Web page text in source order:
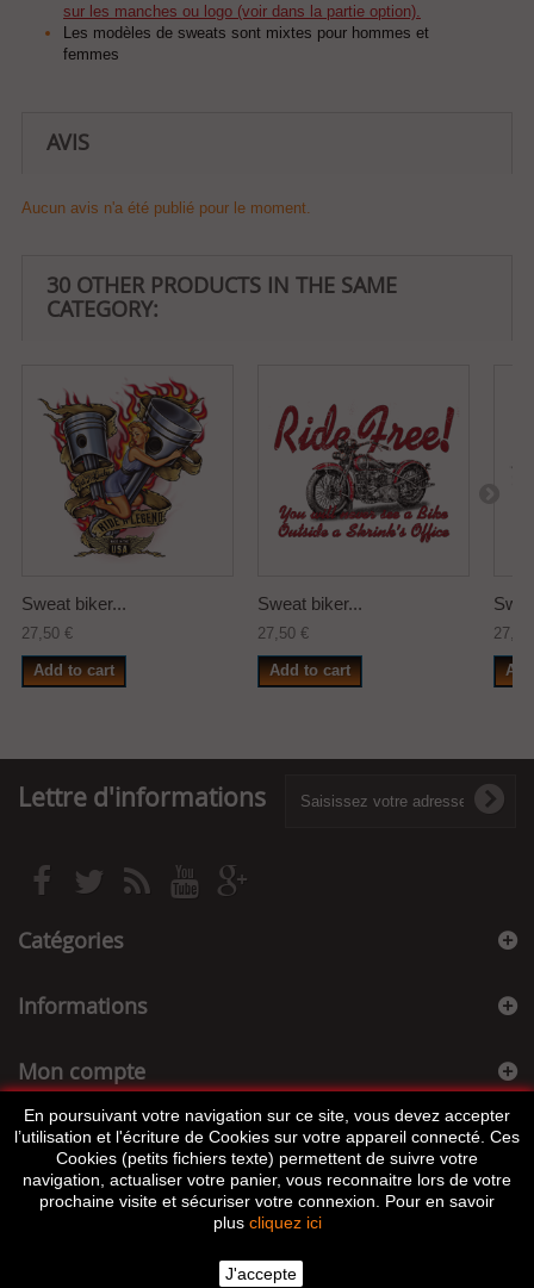
sur les manches ou logo (voir dans la partie option).
Les modèles de sweats sont mixtes pour hommes et
femmes
AVIS
Aucun avis n'a été publié pour le moment.
30 OTHER PRODUCTS IN THE SAME
CATEGORY:
Sweat biker...
27,50 €
Add to cart
Sweat biker...
27,50 €
Add to cart
Lettre d'informations
Catégories
Informations
Mon compte
Informations sur votre boutique
En poursuivant votre navigation sur ce site, vous devez accepter
l’utilisation et l'écriture de Cookies sur votre appareil connecté. Ces
Cookies (petits fichiers texte) permettent de suivre votre
navigation, actualiser votre panier, vous reconnaitre lors de votre
prochaine visite et sécuriser votre connexion. Pour en savoir
plus cliquez ici
J'accepte